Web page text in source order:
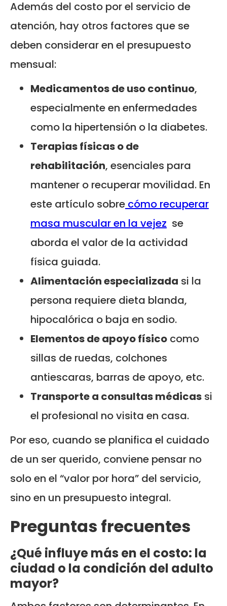
Además del costo por el servicio de
atención, hay otros factores que se
deben considerar en el presupuesto
mensual:
Medicamentos de uso continuo,
especialmente en enfermedades
como la hipertensión o la diabetes.
Terapias físicas o de
rehabilitación, esenciales para
mantener o recuperar movilidad. En
este artículo sobre cómo recuperar
masa muscular en la vejez se
aborda el valor de la actividad
física guiada.
Alimentación especializada si la
persona requiere dieta blanda,
hipocalórica o baja en sodio.
Elementos de apoyo físico como
sillas de ruedas, colchones
antiescaras, barras de apoyo, etc.
Transporte a consultas médicas si
el profesional no visita en casa.
Por eso, cuando se planifica el cuidado
de un ser querido, conviene pensar no
solo en el “valor por hora” del servicio,
sino en un presupuesto integral.
Preguntas frecuentes
¿Qué influye más en el costo: la
ciudad o la condición del adulto
mayor?